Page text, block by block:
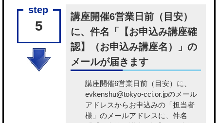
5
講座開催6営業日前（目安）
に、件名「【お申込み講座確
認】（お申込み講座名）」の
メールが届きます
講座開催6営業日前（目安）に、
evkenshu@tokyo-cci.or.jpのメール
アドレスからお申込みの「担当者
様」のメールアドレスに、件名